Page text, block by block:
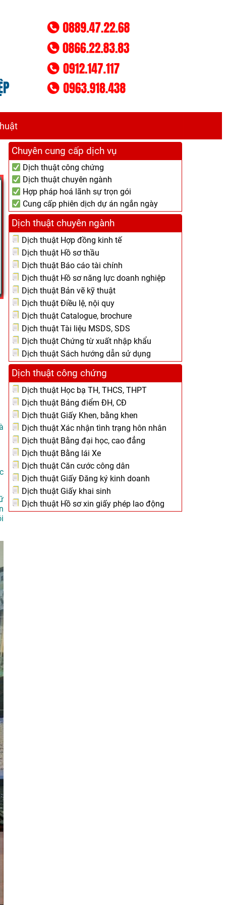
Chuyên cung cấp dịch vụ
Dịch thuật công chứng
Dịch thuật chuyên ngành
Hợp pháp hoá lãnh sự trọn gói
Cung cấp phiên dịch dự án ngắn ngày
Dịch thuật chuyên ngành
Dịch thuật Hợp đồng kinh tế
Dịch thuật Hồ sơ thầu
Dịch thuật Báo cáo tài chính
Dịch thuật Hồ sơ năng lực doanh nghiệp
Dịch thuật Bản vẽ kỹ thuật
Dịch thuật Điều lệ, nội quy
Dịch thuật Catalogue, brochure
Dịch thuật Tài liệu MSDS, SDS
Dịch thuật Chứng từ xuất nhập khẩu
Dịch thuật Sách hướng dẫn sử dụng
Dịch thuật công chứng
Dịch thuật Học bạ TH, THCS, THPT
Dịch thuật Bảng điểm ĐH, CĐ
Dịch thuật Giấy Khen, bằng khen
Dịch thuật Xác nhận tình trạng hôn nhân
Dịch thuật Bằng đại học, cao đẳng
Dịch thuật Bằng lái Xe
Dịch thuật Căn cước công dân
Dịch thuật Giấy Đăng ký kinh doanh
Dịch thuật Giấy khai sinh
Dịch thuật Hồ sơ xin giấy phép lao động